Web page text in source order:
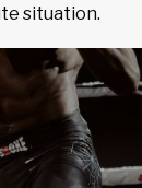
situation.